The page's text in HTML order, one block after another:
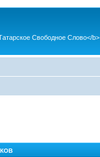
Свободное Слово</b>